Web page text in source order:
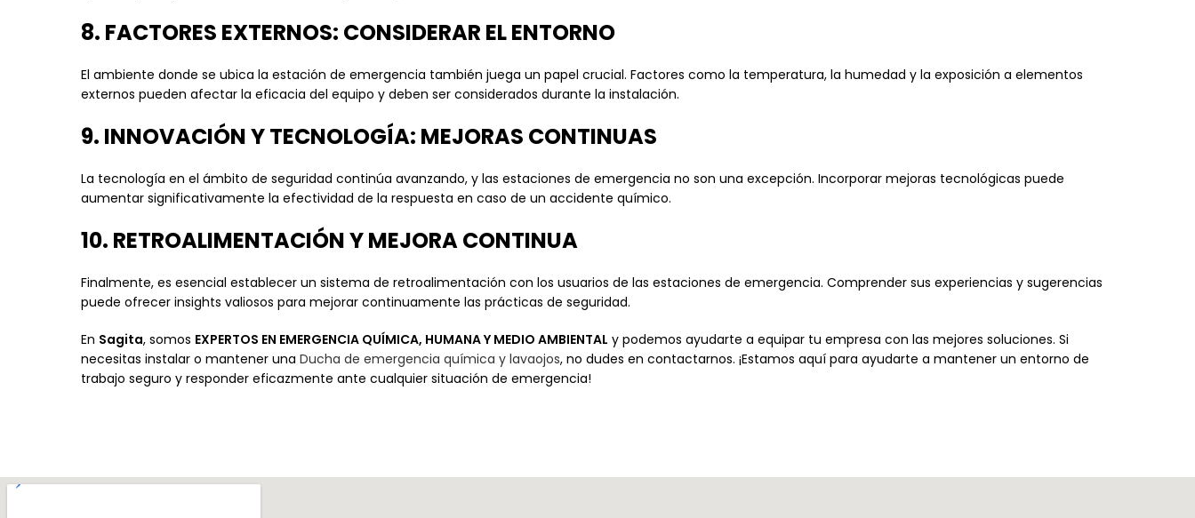
8. FACTORES EXTERNOS: CONSIDERAR EL ENTORNO
El ambiente donde se ubica la estación de emergencia también juega un papel crucial. Factores como la temperatura, la humedad y la exposición a elementos
externos pueden afectar la eficacia del equipo y deben ser considerados durante la instalación.
9. INNOVACIÓN Y TECNOLOGÍA: MEJORAS CONTINUAS
La tecnología en el ámbito de seguridad continúa avanzando, y las estaciones de emergencia no son una excepción. Incorporar mejoras tecnológicas puede
aumentar significativamente la efectividad de la respuesta en caso de un accidente químico.
10. RETROALIMENTACIÓN Y MEJORA CONTINUA
Finalmente, es esencial establecer un sistema de retroalimentación con los usuarios de las estaciones de emergencia. Comprender sus experiencias y sugerencias
puede ofrecer insights valiosos para mejorar continuamente las prácticas de seguridad.
En Sagita, somos EXPERTOS EN EMERGENCIA QUÍMICA, HUMANA Y MEDIO AMBIENTAL y podemos ayudarte a equipar tu empresa con las mejores soluciones. Si
necesitas instalar o mantener una Ducha de emergencia química y lavaojos, no dudes en contactarnos. ¡Estamos aquí para ayudarte a mantener un entorno de
trabajo seguro y responder eficazmente ante cualquier situación de emergencia!